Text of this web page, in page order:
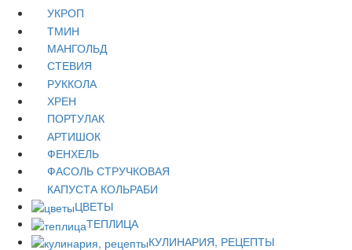
УКРОП
ТМИН
МАНГОЛЬД
СТЕВИЯ
РУККОЛА
ХРЕН
ПОРТУЛАК
АРТИШОК
ФЕНХЕЛЬ
ФАСОЛЬ СТРУЧКОВАЯ
КАПУСТА КОЛЬРАБИ
ЦВЕТЫ
ТЕПЛИЦА
КУЛИНАРИЯ, РЕЦЕПТЫ